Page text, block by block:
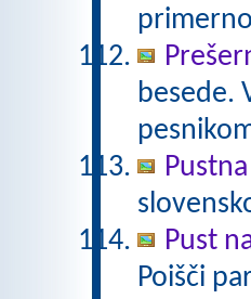
besede.
Pust
Poišči